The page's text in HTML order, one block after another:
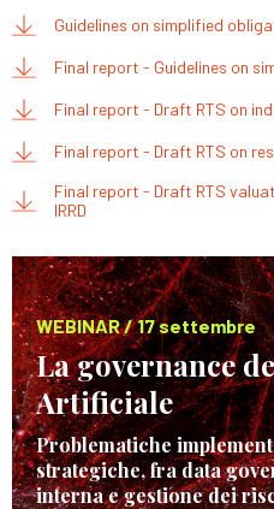
Guidelines on simplified
Final report - Guidelines on
Final report - Draft RTS on
Final report - Draft RTS on
Final report - Draft RTS
IRRD
WEBINAR / 17 settembre
La governance
Artificiale
Problematiche
strategiche, fra data
interna e gestione dei